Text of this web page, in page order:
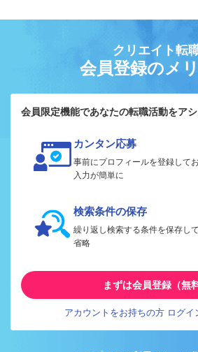
クリエイト転
会員登録のメ
会員限定機能であなたの転職活動をアシ
カンタン応募
事前にプロフィールを登録して
入力が簡単に
検索条件の保存
繰り返し検索する条件を保存し
省略
まずは会員登録（無料
アカウントをお持ちの方 ログイ